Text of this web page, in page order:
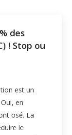
des
! Stop ou
est un
en
osé. La
le